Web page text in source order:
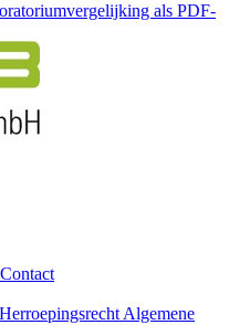
als PDF-
Contact
Herroepingsrecht Algemene